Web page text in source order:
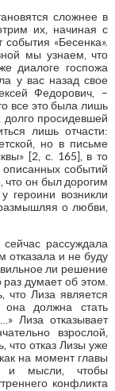
сложнее в
их, начиная с
«Бесенка».
мы узнаем, что
диалоге госпожа
у вас назад свое
Федорович, –
все это была лишь
долго просидевшей
лишь отчасти:
но в письме
[2, с. 165], в то
событий
он был дорогим
героини возникли
о любви,
рассуждала
отказала и не буду
ли решение
думает об этом.
что Лиза является
она должна стать
Лиза отказывает
взрослой,
что отказ Лизы уже
на момент главы
и мысли, чтобы
конфликта